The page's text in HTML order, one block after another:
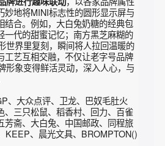
品宣发声，而是通过创新求变，借助
体的好奇心，让整个营销活动更具话
的跨界联动，将对品牌力的提升产生
品牌进行趣味联动，以各家品牌属性
巧妙地将MINI标志性的圆形显示屏与
结合。例如，大白兔奶糖的经典包
轻一代的甜蜜记忆；南方黑芝麻糊的
形世界里复刻，瞬间将人拉回温暖的
与工艺互相交融，不仅让老字号品牌
牌形象变得鲜活灵动，深入人心，与